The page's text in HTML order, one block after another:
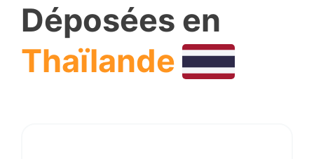
Déposées en
Thaïlande